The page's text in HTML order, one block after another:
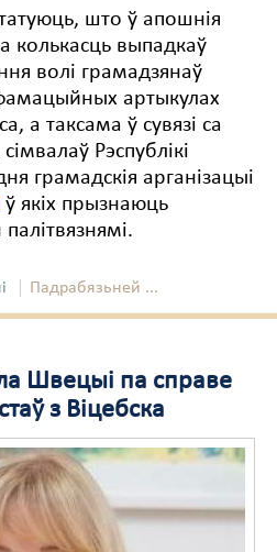
што ў апошнія
колькасць выпадкаў
волі грамадзянаў
артыкулах
а таксама ў сувязі са
Рэспублікі
грамадскія арганізацыі
ў якіх прызнаюць
Падрабязьней ...
Швецыі па справе
з Віцебска